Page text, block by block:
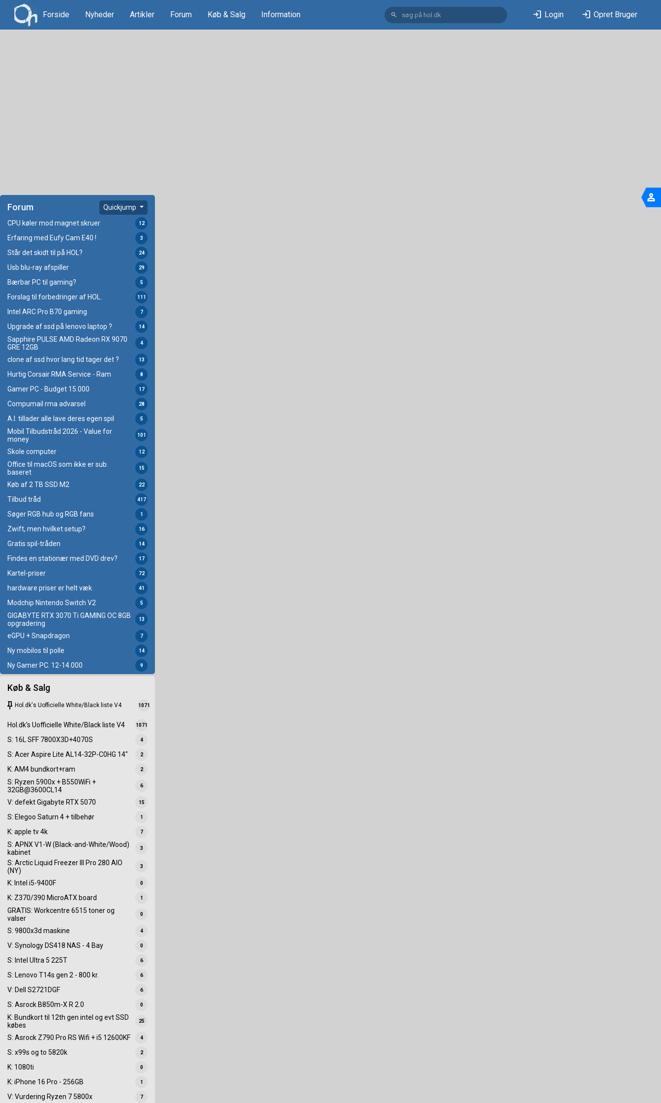
Forside Nyheder Artikler Forum Køb & Salg Information search login Login login Opret Bruger
Forum Quickjump
CPU køler mod magnet skruer 12
Erfaring med Eufy Cam E40 ! 3
Står det skidt til på HOL? 24
Usb blu-ray afspiller 29
Bærbar PC til gaming? 5
Forslag til forbedringer af HOL. 111
Intel ARC Pro B70 gaming 7
Upgrade af ssd på lenovo laptop ? 14
Sapphire PULSE AMD Radeon RX 9070
GRE 12GB
4
clone af ssd hvor lang tid tager det ? 13
Hurtig Corsair RMA Service - Ram 8
Gamer PC - Budget 15.000 17
Compumail rma advarsel 28
A.I. tillader alle lave deres egen spil 5
Mobil Tilbudstråd 2026 - Value for
money
101
Skole computer 12
Office til macOS som ikke er sub.
baseret
15
Køb af 2 TB SSD M2 22
Tilbud tråd 417
Søger RGB hub og RGB fans 1
Zwift, men hvilket setup? 16
Gratis spil-tråden 14
Findes en stationær med DVD drev? 17
Kartel-priser 72
hardware priser er helt væk 41
Modchip Nintendo Switch V2 5
GIGABYTE RTX 3070 Ti GAMING OC 8GB
opgradering
13
eGPU + Snapdragon 7
Ny mobilos til polle 14
Ny Gamer PC. 12-14.000 9
Køb & Salg
keep Hol.dk's Uofficielle White/Black liste V4 1071
Hol.dk's Uofficielle White/Black liste V4 1071
S: 16L SFF 7800X3D+4070S 4
S: Acer Aspire Lite AL14-32P-C0HG 14" 2
K: AM4 bundkort+ram 2
S: Ryzen 5900x + B550WiFi +
32GB@3600CL14
6
V: defekt Gigabyte RTX 5070 15
S: Elegoo Saturn 4 + tilbehør 1
K: apple tv 4k 7
S: APNX V1-W (Black-and-White/Wood)
kabinet
3
S: Arctic Liquid Freezer III Pro 280 AIO
(NY)
3
K: Intel i5-9400F 0
K: Z370/390 MicroATX board 1
GRATIS: Workcentre 6515 toner og
valser
0
S: 9800x3d maskine 4
V: Synology DS418 NAS - 4 Bay 0
S: Intel Ultra 5 225T 6
S: Lenovo T14s gen 2 - 800 kr. 6
V: Dell S2721DGF 6
S: Asrock B850m-X R 2.0 0
K: Bundkort til 12th gen intel og evt SSD
købes
25
S: Asrock Z790 Pro RS Wifi + i5 12600KF 4
S: x99s og to 5820k 2
K: 1080ti 0
K: iPhone 16 Pro - 256GB 1
V: Vurdering Ryzen 7 5800x 7
person